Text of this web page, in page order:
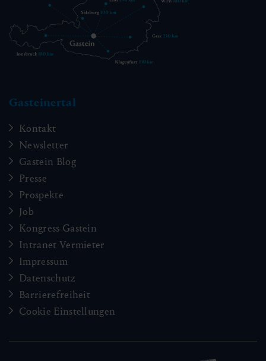
Gasteinertal
Kontakt
Newsletter
Gastein Blog
Presse
Prospekte
Job
Kongress Gastein
Intranet Vermieter
Impressum
Datenschutz
Barrierefreiheit
Cookie Einstellungen